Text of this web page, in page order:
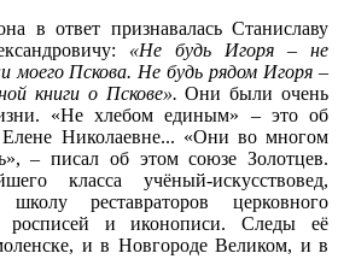
в ответ признавалась Станиславу
«Не будь Игоря – не
моего Пскова. Не будь рядом Игоря –
книги о Пскове». Они были очень
«Не хлебом единым» – это об
Николаевне... «Они во многом
– писал об этом союзе Золотцев.
класса учёный-искусствовед,
реставраторов церковного
росписей и иконописи. Следы её
и в Новгороде Великом, и в